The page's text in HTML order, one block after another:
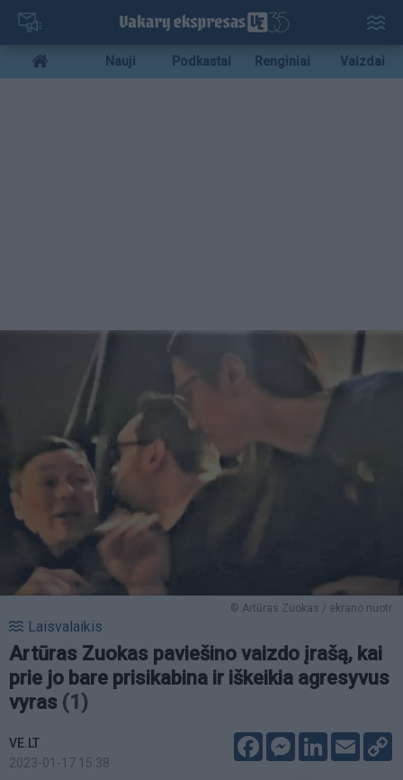
Pereiti
pagrindinį
turinį
Mobile
menu
Nauji Podkastai Renginiai Vaizdai
© Artūras Zuokas / ekrano nuotr.
Laisvalaikis
Artūras Zuokas paviešino vaizdo įrašą, kai
prie jo bare prisikabina ir iškeikia agresyvus
vyras (1)
VE.LT
2023-01-17 15:38
FacebookMessenger
LinkedIn
Email